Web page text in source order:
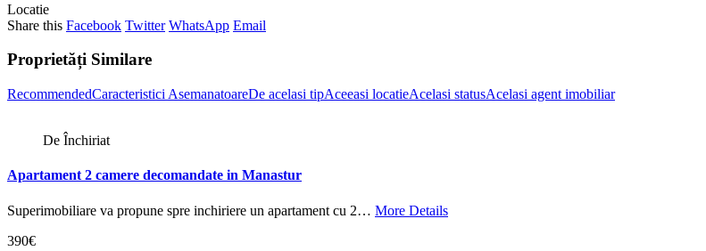
Locatie
Share this Facebook Twitter WhatsApp Email
Proprietăți Similare
RecommendedCaracteristici AsemanatoareDe acelasi tipAceeasi locatieAcelasi statusAcelasi agent imobiliar
De Închiriat
Apartament 2 camere decomandate in Manastur
Superimobiliare va propune spre inchiriere un apartament cu 2… More Details
390€